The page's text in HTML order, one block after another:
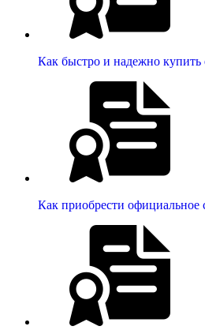
Как быстро и надежно купить
Как приобрести официальное